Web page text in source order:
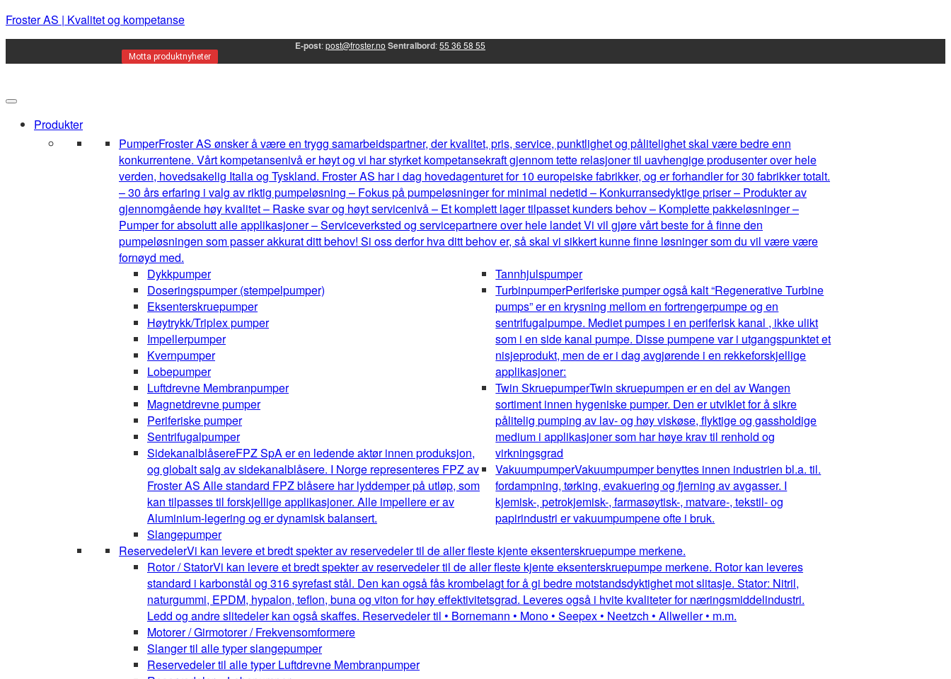
Froster AS | Kvalitet og kompetanse
E-post:post@froster.no Sentralbord:55 36 58 55
Motta produktnyheter
Produkter
PumperFroster AS ønsker å være en trygg samarbeidspartner, der kvalitet, pris, service, punktlighet og pålitelighet skal være bedre enn
konkurrentene. Vårt kompetansenivå er høyt og vi har styrket kompetansekraft gjennom tette relasjoner til uavhengige produsenter over hele
verden, hovedsakelig Italia og Tyskland. Froster AS har i dag hovedagenturet for 10 europeiske fabrikker, og er forhandler for 30 fabrikker totalt.
– 30 års erfaring i valg av riktig pumpeløsning – Fokus på pumpeløsninger for minimal nedetid – Konkurransedyktige priser – Produkter av
gjennomgående høy kvalitet – Raske svar og høyt servicenivå – Et komplett lager tilpasset kunders behov – Komplette pakkeløsninger –
Pumper for absolutt alle applikasjoner – Serviceverksted og servicepartnere over hele landet Vi vil gjøre vårt beste for å finne den
pumpeløsningen som passer akkurat ditt behov! Si oss derfor hva ditt behov er, så skal vi sikkert kunne finne løsninger som du vil være være
fornøyd med.
Dykkpumper
Doseringspumper (stempelpumper)
Eksenterskruepumper
Høytrykk/Triplex pumper
Impellerpumper
Kvernpumper
Lobepumper
Luftdrevne Membranpumper
Magnetdrevne pumper
Periferiske pumper
Sentrifugalpumper
SidekanalblåsereFPZ SpA er en ledende aktør innen produksjon,
og globalt salg av sidekanalblåsere. I Norge representeres FPZ av
Froster AS Alle standard FPZ blåsere har lyddemper på utløp, som
kan tilpasses til forskjellige applikasjoner. Alle impellere er av
Aluminium-legering og er dynamisk balansert.
Slangepumper
Tannhjulspumper
TurbinpumperPeriferiske pumper også kalt “Regenerative Turbine
pumps” er en krysning mellom en fortrengerpumpe og en
sentrifugalpumpe. Mediet pumpes i en periferisk kanal , ikke ulikt
som i en side kanal pumpe. Disse pumpene var i utgangspunktet et
nisjeprodukt, men de er i dag avgjørende i en rekkeforskjellige
applikasjoner:
Twin SkruepumperTwin skruepumpen er en del av Wangen
sortiment innen hygeniske pumper. Den er utviklet for å sikre
pålitelig pumping av lav- og høy viskøse, flyktige og gassholdige
medium i applikasjoner som har høye krav til renhold og
virkningsgrad
VakuumpumperVakuumpumper benyttes innen industrien bl.a. til.
fordampning, tørking, evakuering og fjerning av avgasser. I
kjemisk-, petrokjemisk-, farmasøytisk-, matvare-, tekstil- og
papirindustri er vakuumpumpene ofte i bruk.
ReservedelerVi kan levere et bredt spekter av reservedeler til de aller fleste kjente eksenterskruepumpe merkene.
Rotor / StatorVi kan levere et bredt spekter av reservedeler til de aller fleste kjente eksenterskruepumpe merkene. Rotor kan leveres
standard i karbonstål og 316 syrefast stål. Den kan også fås krombelagt for å gi bedre motstandsdyktighet mot slitasje. Stator: Nitril,
naturgummi, EPDM, hypalon, teflon, buna og viton for høy effektivitetsgrad. Leveres også i hvite kvaliteter for næringsmiddelindustri.
Ledd og andre slitedeler kan også skaffes. Reservedeler til • Bornemann • Mono • Seepex • Neetzch • Allweiler • m.m.
Motorer / Girmotorer / Frekvensomformere
Slanger til alle typer slangepumper
Reservedeler til alle typer Luftdrevne Membranpumper